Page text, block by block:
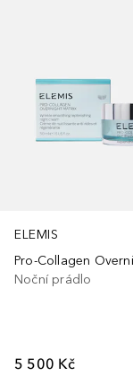
ELEMIS
Noční prádlo
5 500 Kč